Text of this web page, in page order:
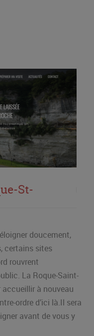
St-
doucement,
certains sites
rouvrent
La Roque-Saint-
à nouveau
ordre d’ici là.Il sera
avant de vous y